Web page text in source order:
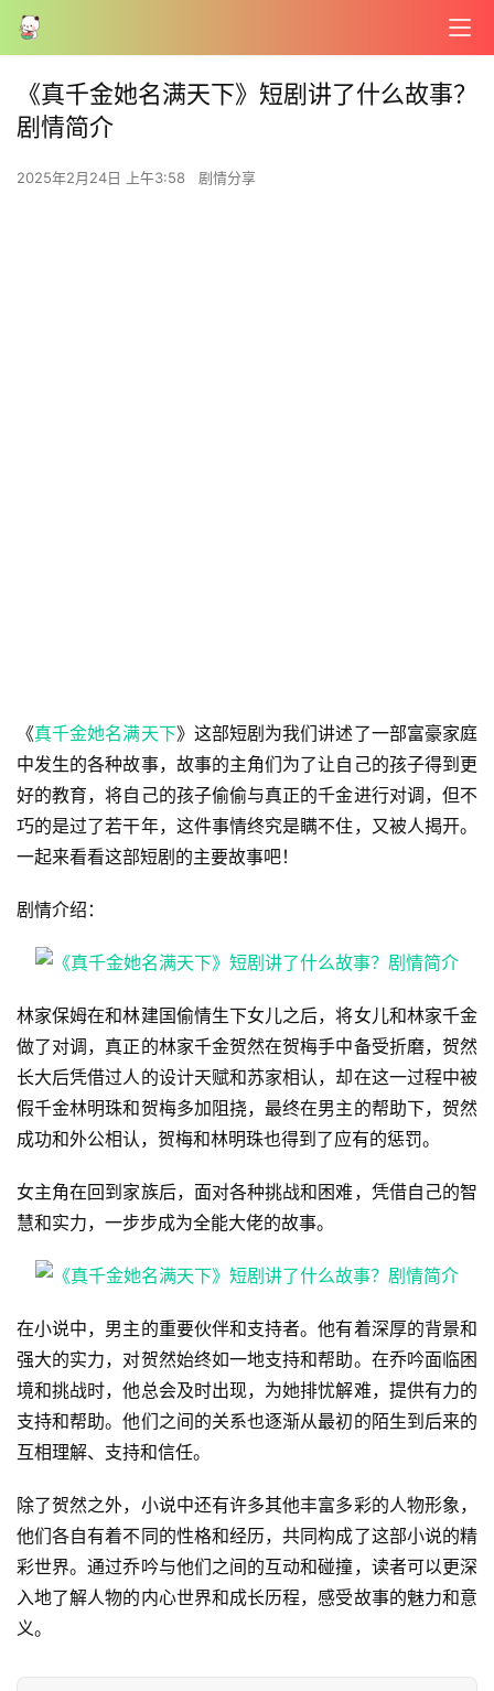
首
页
《真千金她名满天下》短剧讲了什么故事？
剧情简介
2025年2月24日 上午3:58 剧情分享
《真千金她名满天下》这部短剧为我们讲述了一部富豪家庭
中发生的各种故事，故事的主角们为了让自己的孩子得到更
好的教育，将自己的孩子偷偷与真正的千金进行对调，但不
巧的是过了若干年，这件事情终究是瞒不住，又被人揭开。
一起来看看这部短剧的主要故事吧！
剧情介绍：
林家保姆在和林建国偷情生下女儿之后，将女儿和林家千金
做了对调，真正的林家千金贺然在贺梅手中备受折磨，贺然
长大后凭借过人的设计天赋和苏家相认，却在这一过程中被
假千金林明珠和贺梅多加阻挠，最终在男主的帮助下，贺然
成功和外公相认，贺梅和林明珠也得到了应有的惩罚。
女主角在回到家族后，面对各种挑战和困难，凭借自己的智
慧和实力，一步步成为全能大佬的故事。
在小说中，男主的重要伙伴和支持者。他有着深厚的背景和
强大的实力，对贺然始终如一地支持和帮助。在乔吟面临困
境和挑战时，他总会及时出现，为她排忧解难，提供有力的
支持和帮助。他们之间的关系也逐渐从最初的陌生到后来的
互相理解、支持和信任。
除了贺然之外，小说中还有许多其他丰富多彩的人物形象，
他们各自有着不同的性格和经历，共同构成了这部小说的精
彩世界。通过乔吟与他们之间的互动和碰撞，读者可以更深
入地了解人物的内心世界和成长历程，感受故事的魅力和意
义。